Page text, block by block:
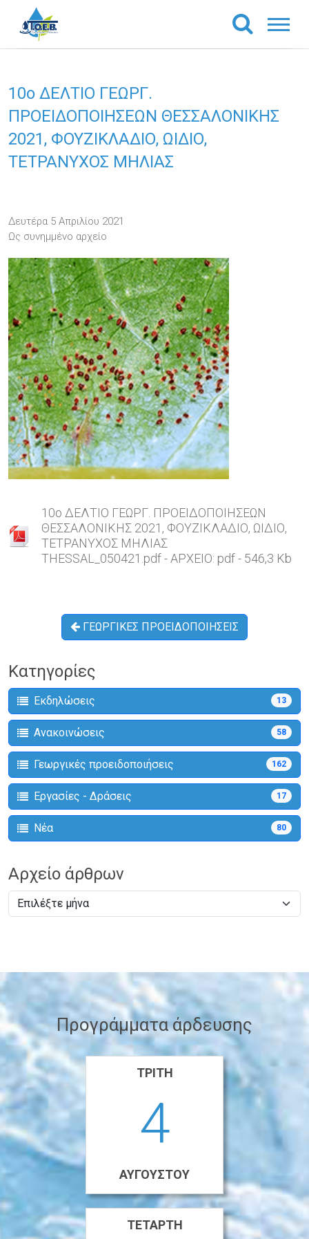
10o ΔΕΛΤΙΟ ΓΕΩΡΓ.
ΠΡΟΕΙΔΟΠΟΙΗΣΕΩΝ ΘΕΣΣΑΛΟΝΙΚΗΣ
2021, ΦΟΥΖΙΚΛΑΔΙΟ, ΩΙΔΙΟ,
ΤΕΤΡΑΝΥΧΟΣ ΜΗΛΙΑΣ
Δευτέρα 5 Απριλίου 2021
Ως συνημμένο αρχείο
10o ΔΕΛΤΙΟ ΓΕΩΡΓ. ΠΡΟΕΙΔΟΠΟΙΗΣΕΩΝ
ΘΕΣΣΑΛΟΝΙΚΗΣ 2021, ΦΟΥΖΙΚΛΑΔΙΟ, ΩΙΔΙΟ,
ΤΕΤΡΑΝΥΧΟΣ ΜΗΛΙΑΣ
THESSAL_050421.pdf - ΑΡΧΕΙΟ: pdf - 546,3 Kb
ΓΕΩΡΓΙΚΕΣ ΠΡΟΕΙΔΟΠΟΙΗΣΕΙΣ
Κατηγορίες
Εκδηλώσεις 13
Ανακοινώσεις 58
Γεωργικές προειδοποιήσεις 162
Εργασίες - Δράσεις 17
Νέα 80
Αρχείο άρθρων
Προγράμματα άρδευσης
ΤΡΊΤΗ
4
ΑΥΓΟΎΣΤΟΥ
ΤΕΤΆΡΤΗ